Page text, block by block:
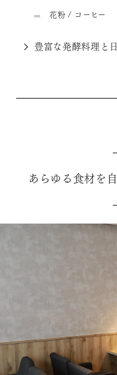
花粉 / コーヒー
豊富な発酵料理と
あらゆる食材を